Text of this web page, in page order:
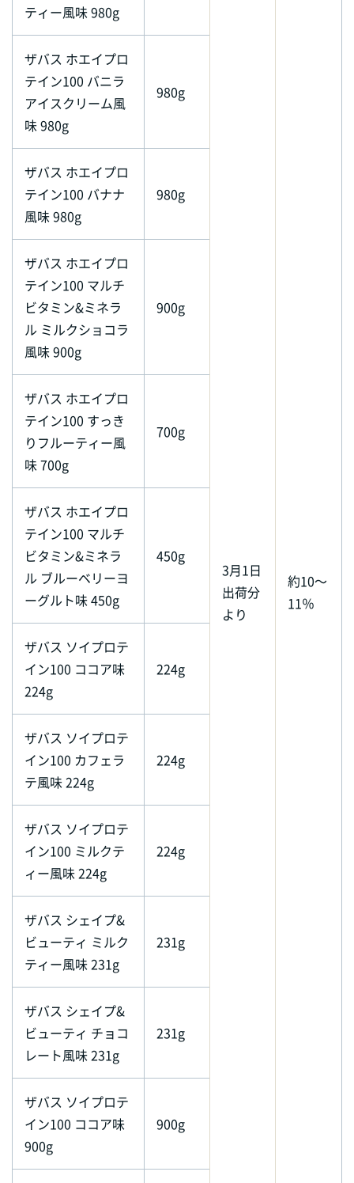
3月1日
出荷分
より
約10～
11％
ティー風味 980g
ザバス ホエイプロ
テイン100 バニラ
アイスクリーム風
味 980g
980g
ザバス ホエイプロ
テイン100 バナナ
風味 980g
980g
ザバス ホエイプロ
テイン100 マルチ
ビタミン&ミネラ
ル ミルクショコラ
風味 900g
900g
ザバス ホエイプロ
テイン100 すっき
りフルーティー風
味 700g
700g
ザバス ホエイプロ
テイン100 マルチ
ビタミン&ミネラ
ル ブルーベリーヨ
ーグルト味 450g
450g
ザバス ソイプロテ
イン100 ココア味
224g
224g
ザバス ソイプロテ
イン100 カフェラ
テ風味 224g
224g
ザバス ソイプロテ
イン100 ミルクテ
ィー風味 224g
224g
ザバス シェイプ&
ビューティ ミルク
ティー風味 231g
231g
ザバス シェイプ&
ビューティ チョコ
レート風味 231g
231g
ザバス ソイプロテ
イン100 ココア味
900g
900g